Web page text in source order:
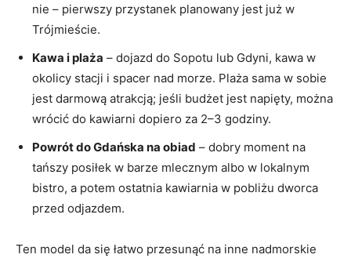
nie – pierwszy przystanek planowany jest już w
Trójmieście.
Kawa i plaża – dojazd do Sopotu lub Gdyni, kawa w
okolicy stacji i spacer nad morze. Plaża sama w sobie
jest darmową atrakcją; jeśli budżet jest napięty, można
wrócić do kawiarni dopiero za 2–3 godziny.
Powrót do Gdańska na obiad – dobry moment na
tańszy posiłek w barze mlecznym albo w lokalnym
bistro, a potem ostatnia kawiarnia w pobliżu dworca
przed odjazdem.
Ten model da się łatwo przesunąć na inne nadmorskie